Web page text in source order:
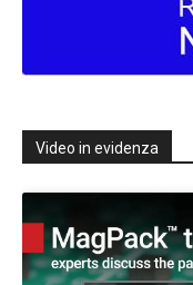
Video in evidenza